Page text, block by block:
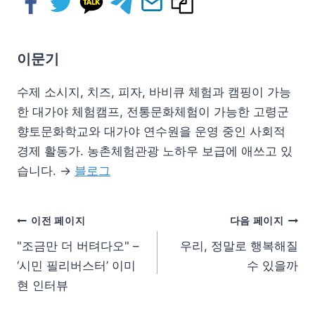
이문기
수제 소시지, 치즈, 피자, 바비큐 체험과 캠핑이 가능
한 대가야 체험캠프, 전통문화체험이 가능한 고령군
향토문화학교와 대가야 연수원을 운영 중인 사회적
경제 활동가. 농촌체험관광 노하우 보급에 애쓰고 있
습니다. → 블로그
이전 페이지
"조금만 더 버텨다오" –
‘시민 필리버스터’ 이미
현 인터뷰
다음 페이지
우리, 정말로 행복해질
수 있을까